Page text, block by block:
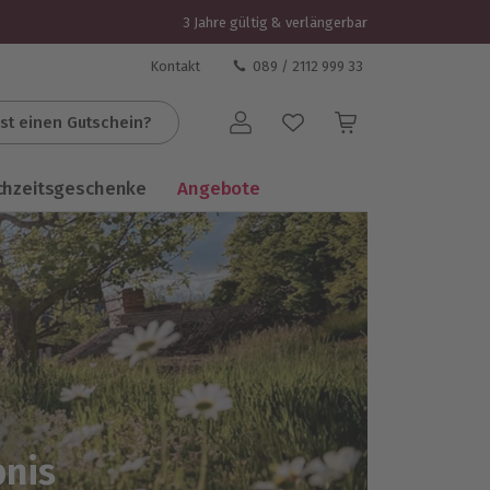
3 Jahre gültig & verlängerbar
Kontakt 089 / 2112 999 33
einen Gutschein? Benutzerkonto
Angebote